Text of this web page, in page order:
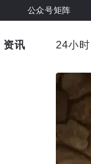
公众号矩阵
资讯 24小时